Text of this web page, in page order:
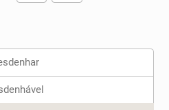
me ajudou